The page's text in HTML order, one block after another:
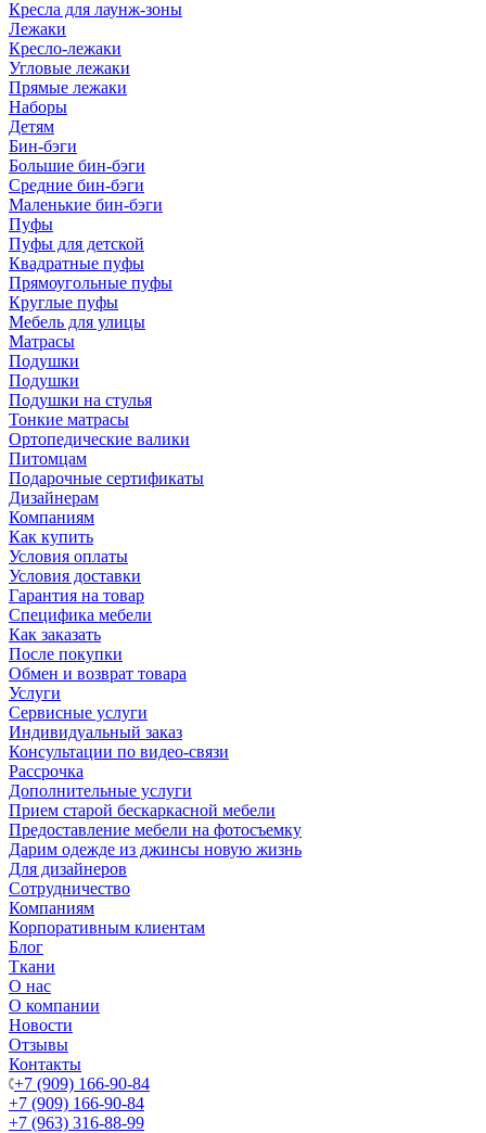
Кресла для лаунж-зоны
Лежаки
Кресло-лежаки
Угловые лежаки
Прямые лежаки
Наборы
Детям
Бин-бэги
Большие бин-бэги
Средние бин-бэги
Маленькие бин-бэги
Пуфы
Пуфы для детской
Квадратные пуфы
Прямоугольные пуфы
Круглые пуфы
Мебель для улицы
Матрасы
Подушки
Подушки
Подушки на стулья
Тонкие матрасы
Ортопедические валики
Питомцам
Подарочные сертификаты
Дизайнерам
Компаниям
Как купить
Условия оплаты
Условия доставки
Гарантия на товар
Специфика мебели
Как заказать
После покупки
Обмен и возврат товара
Услуги
Сервисные услуги
Индивидуальный заказ
Консультации по видео-связи
Рассрочка
Дополнительные услуги
Прием старой бескаркасной мебели
Предоставление мебели на фотосъемку
Дарим одежде из джинсы новую жизнь
Для дизайнеров
Сотрудничество
Компаниям
Корпоративным клиентам
Блог
Ткани
О нас
О компании
Новости
Отзывы
Контакты
+7 (909) 166-90-84
+7 (909) 166-90-84
+7 (963) 316-88-99